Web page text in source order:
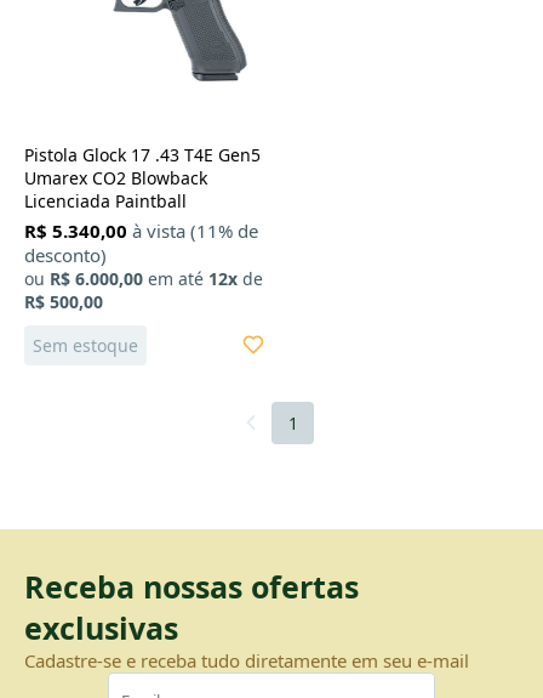
Pistola Glock 17 .43 T4E Gen5
Umarex CO2 Blowback
Licenciada Paintball
R$ 5.340,00 à vista (11% de
desconto)
ou R$ 6.000,00 em até 12x de
R$ 500,00
Sem estoque
1
Receba nossas ofertas
exclusivas
Cadastre-se e receba tudo diretamente em seu e-mail